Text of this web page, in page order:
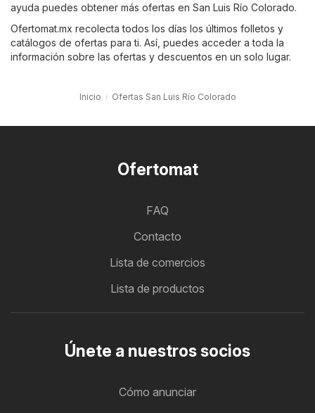
ayuda puedes obtener más ofertas en San Luis Río Colorado.
Ofertomat.mx recolecta todos los días los últimos folletos y
catálogos de ofertas para ti. Así, puedes acceder a toda la
información sobre las ofertas y descuentos en un solo lugar.
Inicio Ofertas San Luis Río Colorado
Ofertomat
FAQ
Contacto
Lista de comercios
Lista de productos
Únete a nuestros socios
Cómo anunciar